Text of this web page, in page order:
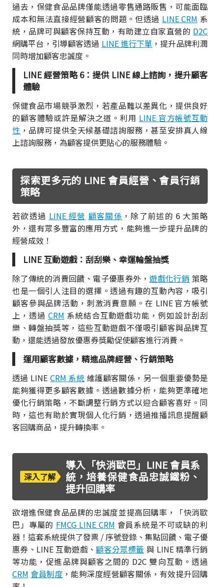
過去，保健食品品牌僅能透過零售通路販售，可能面臨
成本和無法直接經營顧客的問題。但透過 LINE CRM 系
統，品牌可與顧客保持互動，有助建立自家直營的 D2C
網購平台，引導顧客透過 LINE 進行下單 ，提升品牌利潤
同時增加顧客忠誠度。
LINE 經營策略 6：提供 LINE 線上諮詢，提升顧客
體驗
保健食品市場競爭激烈，若產品難以差異化，提供良好
的顧客體驗或許是解決之道。利用 LINE 官方帳號互動
性 ，品牌可提供全天候基礎諮詢服務，甚至安排真人線
上諮詢服務，為顧客提供更貼心的服務體驗。
探索更多元的 LINE 會員經營、會員行銷
策略
若欲透過 LINE 經營 顧客關係 ，除了前述的 6 大策略
外，還有眾多豐富的應用方式，能夠進一步提升品牌的
經營成效！
LINE 互動遊戲：刮刮樂、幸運輪盤抽獎
除了傳統的消費回饋、電子優惠券外，遊戲化行銷 策略
也是一個引人注目的選擇。透過有趣的互動內容，吸引
顧客參與品牌活動，刺激消費意願。在 LINE 官方帳號
上，透過 CRM 系統結合互動遊戲功能，例如設計刮刮
樂、轉盤抽獎等，這些互動遊戲不僅吸引顧客與品牌互
動，還能透過發放優惠券獎勵促使顧客進行消費。
運用顧客數據，精進品牌經營、行銷策略
透過 LINE CRM 系統 維護顧客關係，另一個重要優勢是
能夠獲得更多顧客數據。透過數據分析，能夠更準確地
優化行銷策略，不斷調整行銷方式以迎合顧客喜好。同
時，這也有助於實現個人化行銷，透過推播訊息提醒顧
客回購商品，提升轉換率。
深入了解
導入「快消歐巴」LINE 會員系
統，培養保健食品忠誠鐵粉、
提升回購率
欲增進保健食品品牌的忠誠度並提高回購率，「快消歐
巴」專屬的 FMCG LINE CRM 會員系統是不可或缺的利
器！這套系統提供了發票 / 序號登錄、集點回饋、電子優
惠券、LINE 互動遊戲、 顧客分眾標籤 與 LINE 精準行銷
等功能，促進品牌與顧客之間的 D2C 雙向互動。透過
CRM 會員制度 ，能夠深度經營顧客關係，有效提升回購